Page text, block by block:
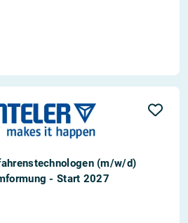
(m/w/d)
- Start 2027